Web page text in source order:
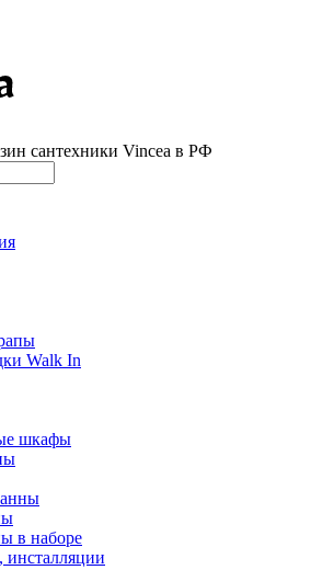
сантехники Vincea в РФ
Walk In
шкафы
в наборе